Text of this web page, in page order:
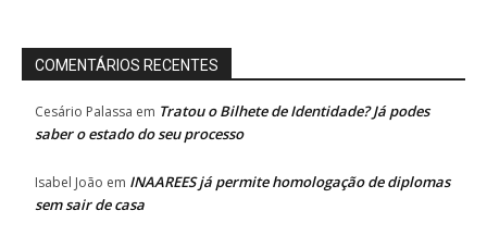
COMENTÁRIOS RECENTES
Cesário Palassa em Tratou o Bilhete de Identidade? Já podes
saber o estado do seu processo
Isabel João em INAAREES já permite homologação de diplomas
sem sair de casa